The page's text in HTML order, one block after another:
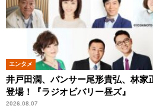
エンタメ
井戸田潤、パンサー尾形貴弘、林家
登場！『ラジオビバリー昼ズ』
2026.08.07